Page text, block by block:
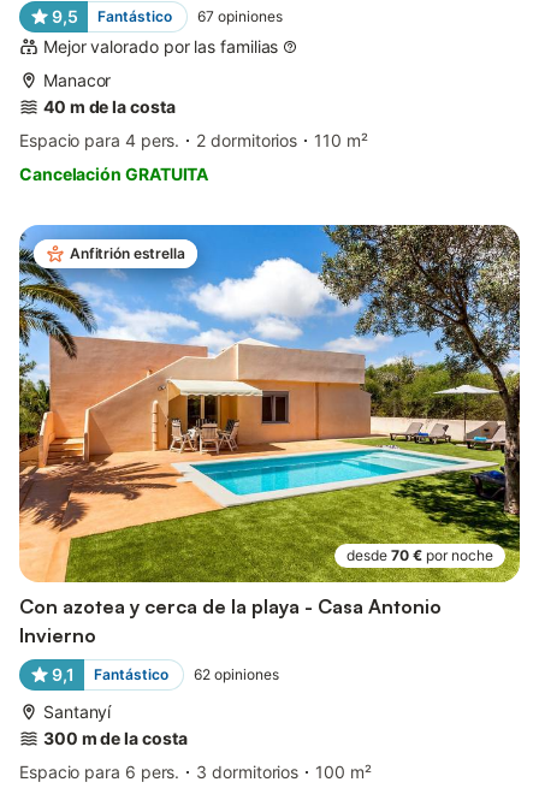
9,5 Fantástico 67 opiniones
Mejor valorado por las familias
Manacor
40 m de la costa
Espacio para 4 pers.
2 dormitorios
110 m²
Cancelación GRATUITA
Anfitrión estrella
desde 70 € por noche
Con azotea y cerca de la playa - Casa Antonio
Invierno
9,1 Fantástico 62 opiniones
Santanyí
300 m de la costa
Espacio para 6 pers.
3 dormitorios
100 m²